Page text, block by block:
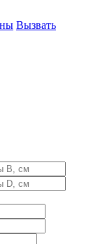
Вызвать